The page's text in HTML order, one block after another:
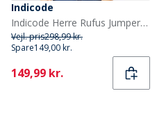
Indicode
Indicode Herre Rufus Jumper Mørk Navy
Vejl. pris298,99 kr.
Spare149,00 kr.
Current
149,99 kr.